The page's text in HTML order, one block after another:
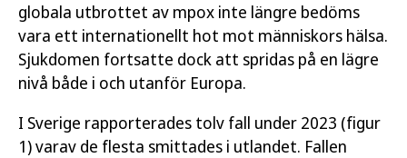
globala utbrottet av mpox inte längre bedöms
vara ett internationellt hot mot människors hälsa.
Sjukdomen fortsatte dock att spridas på en lägre
nivå både i och utanför Europa.
I Sverige rapporterades tolv fall under 2023 (figur
1) varav de flesta smittades i utlandet. Fallen